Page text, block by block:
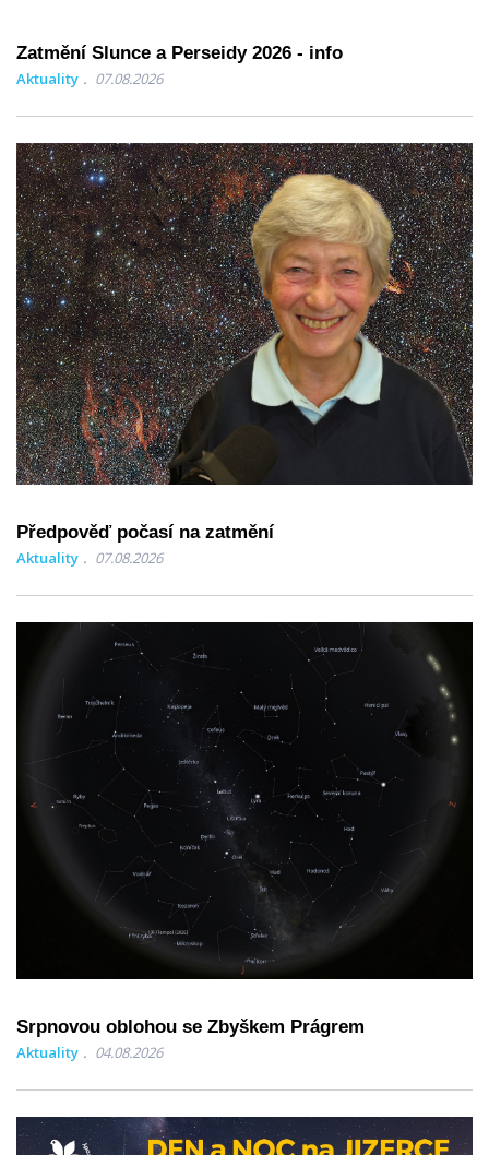
Zatmění Slunce a Perseidy 2026 - info
Aktuality 07.08.2026
Předpověď počasí na zatmění
Aktuality 07.08.2026
Srpnovou oblohou se Zbyškem Prágrem
Aktuality 04.08.2026